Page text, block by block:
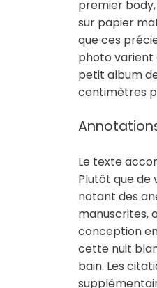
premier
sur papier
que ces
photo varient
petit album
centimètres
Le texte
Plutôt que de
notant des
manuscrites,
conception
cette nuit
bain. Les